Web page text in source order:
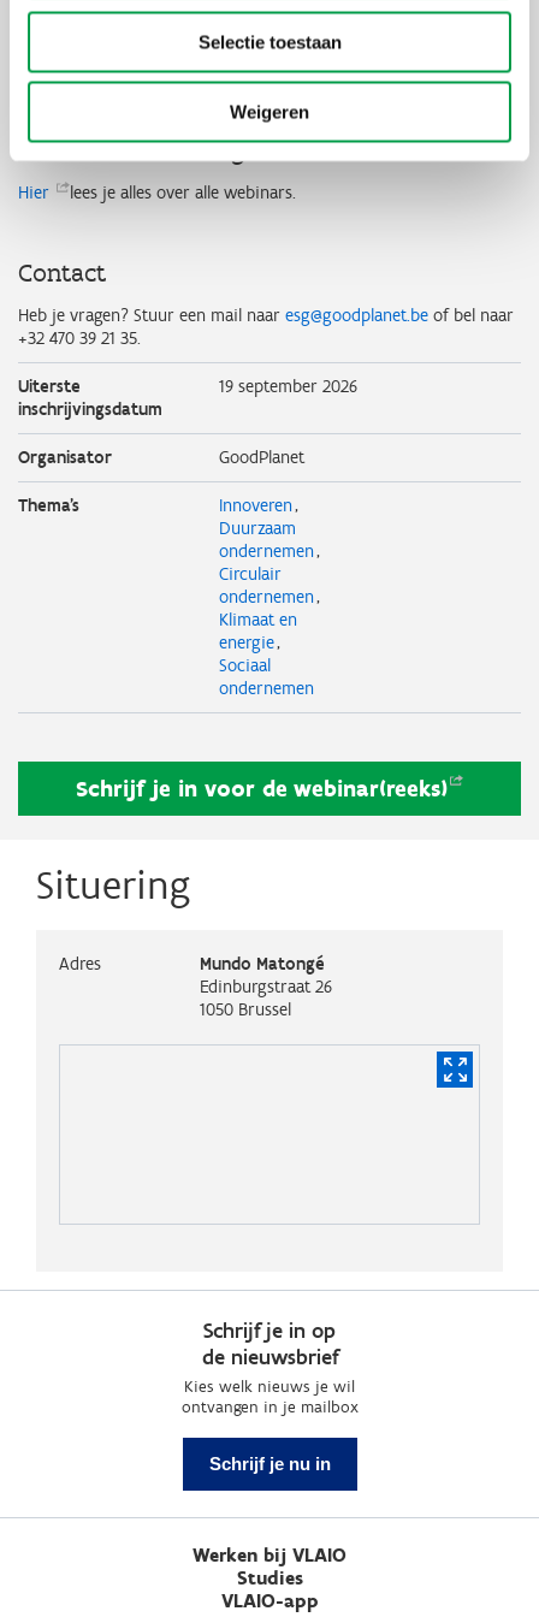
Selectie toestaan
Weigeren
Advies van experts binnen elk vakgebied.
Praktisch advies dat onmiddellijk inzetbaar is.
Info over de volledige reeks
Hier lees je alles over alle webinars.
Contact
Heb je vragen? Stuur een mail naar esg@goodplanet.be of bel naar
+32 470 39 21 35.
Uiterste
inschrijvingsdatum
19 september 2026
Organisator GoodPlanet
Thema's
Innoveren
Duurzaam
ondernemen
Circulair
ondernemen
Klimaat en
energie
Sociaal
ondernemen
Schrijf je in voor de webinar(reeks)
Situering
Adres
Mundo Matongé
Edinburgstraat 26
1050 Brussel
Schrijf je in op
de nieuwsbrief
Kies welk nieuws je wil
ontvangen in je mailbox
Schrijf je nu in
Werken bij VLAIO
Studies
VLAIO-app